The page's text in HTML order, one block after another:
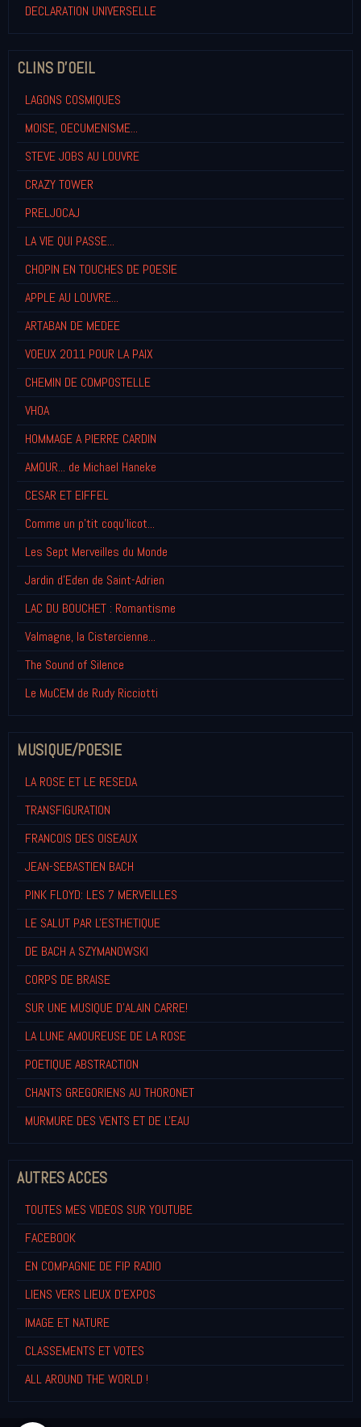
DECLARATION UNIVERSELLE
CLINS D'OEIL
LAGONS COSMIQUES
MOISE, OECUMENISME...
STEVE JOBS AU LOUVRE
CRAZY TOWER
PRELJOCAJ
LA VIE QUI PASSE...
CHOPIN EN TOUCHES DE POESIE
APPLE AU LOUVRE...
ARTABAN DE MEDEE
VOEUX 2011 POUR LA PAIX
CHEMIN DE COMPOSTELLE
VHOA
HOMMAGE A PIERRE CARDIN
AMOUR... de Michael Haneke
CESAR ET EIFFEL
Comme un p'tit coqu'licot...
Les Sept Merveilles du Monde
Jardin d'Eden de Saint-Adrien
LAC DU BOUCHET : Romantisme
Valmagne, la Cistercienne...
The Sound of Silence
Le MuCEM de Rudy Ricciotti
MUSIQUE/POESIE
LA ROSE ET LE RESEDA
TRANSFIGURATION
FRANCOIS DES OISEAUX
JEAN-SEBASTIEN BACH
PINK FLOYD: LES 7 MERVEILLES
LE SALUT PAR L'ESTHETIQUE
DE BACH A SZYMANOWSKI
CORPS DE BRAISE
SUR UNE MUSIQUE D'ALAIN CARRE!
LA LUNE AMOUREUSE DE LA ROSE
POETIQUE ABSTRACTION
CHANTS GREGORIENS AU THORONET
MURMURE DES VENTS ET DE L'EAU
AUTRES ACCES
TOUTES MES VIDEOS SUR YOUTUBE
FACEBOOK
EN COMPAGNIE DE FIP RADIO
LIENS VERS LIEUX D'EXPOS
IMAGE ET NATURE
CLASSEMENTS ET VOTES
ALL AROUND THE WORLD !